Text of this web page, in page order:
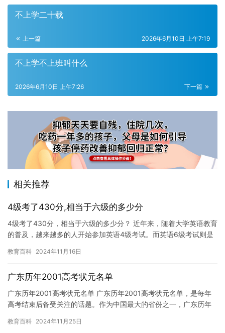
不上学二十载
上一篇 2026年6月10日 上午7:19
不上学不上班叫什么
下一篇
2026年6月10日 上午7:26
相关推荐
4级考了430分,相当于六级的多少分
4级考了430分，相当于六级的多少分？ 近年来，随着大学英语教育
的普及，越来越多的人开始参加英语4级考试。而英语6级考试则是
教育百科 2024年11月16日
广东历年2001高考状元名单
广东历年2001高考状元名单 广东历年2001高考状元名单，是每年
高考结束后备受关注的话题。作为中国最大的省份之一，广东历年
教育百科 2024年11月25日